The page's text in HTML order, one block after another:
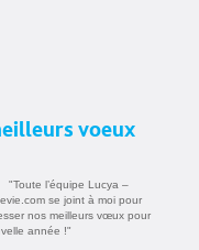
voeux
"Toute l’équipe Lucya –
se joint à moi pour
nos meilleurs vœux pour
année !"